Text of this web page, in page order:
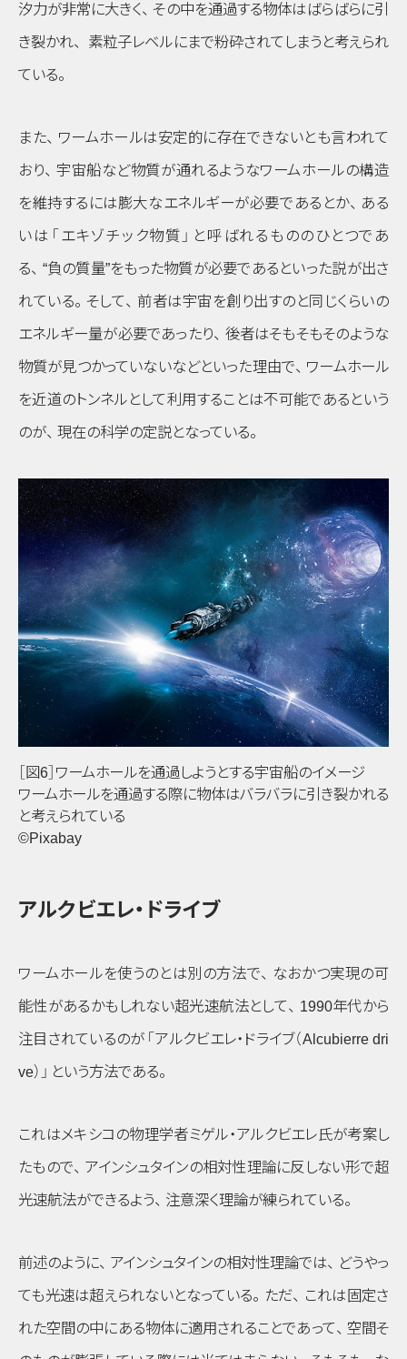
汐力が非常に大きく、 その中を通過する物体はばらばらに引
き裂かれ、
素粒子レベルにまで粉砕されてしまうと考えられ
ている。
また、 ワームホールは安定的に存在できないとも言われて
おり、 宇宙船など物質が通れるようなワームホールの構造
を維持するには膨大なエネルギーが必要であるとか、 ある
いは 「エキゾチック物質」 と呼ばれるもののひとつであ
る、 “負の質量”をもった物質が必要であるといった説が出さ
れている。 そして、 前者は宇宙を創り出すのと同じくらいの
エネルギー量が必要であったり、 後者はそもそもそのような
物質が見つかっていないなどといった理由で、 ワームホール
を近道のトンネルとして利用することは不可能であるという
のが、 現在の科学の定説となっている。
［図6］ワームホールを通過しようとする宇宙船のイメージ
ワームホールを通過する際に物体はバラバラに引き裂かれる
と考えられている
©Pixabay
アルクビエレ・ドライブ
ワームホールを使うのとは別の方法で、
なおかつ実現の可
能性があるかもしれない超光速航法として、 1990年代から
注目されているのが 「アルクビエレ・ドライブ（Alcubierre dri
ve）」 という方法である。
これはメキシコの物理学者ミゲル・アルクビエレ氏が考案し
たもので、 アインシュタインの相対性理論に反しない形で超
光速航法ができるよう、 注意深く理論が練られている。
前述のように、 アインシュタインの相対性理論では、
どうやっ
ても光速は超えられないとなっている。 ただ、
これは固定さ
れた空間の中にある物体に適用されることであって、 空間そ